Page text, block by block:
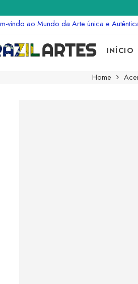
vindo ao Mundo da Arte única e
INÍCIO
Home